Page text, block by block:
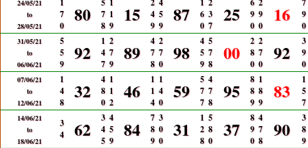
24/05/21
to
28/05/21
7
0
80
7
8
1
9
15
4
9
5
9
87
6
0
3
7
25
9
0
9
0
16
9
0
31/05/21
to
06/06/21
5
5
9
92
1
4
7
2
7
9
89
4
7
8
2
7
0
98
4
5
9
5
7
8
00
2
8
0
2
7
0
92
3
9
0
07/06/21
to
12/06/21
1
4
8
32
4
8
0
1
1
2
46
1
1
4
1
4
0
59
5
7
7
4
7
8
95
8
8
9
1
8
9
83
1
5
7
14/06/21
to
18/06/21
3
4
62
3
4
5
4
5
9
84
7
8
9
3
0
0
31
1
2
8
5
8
0
37
8
9
0
4
7
8
90
3
8
9